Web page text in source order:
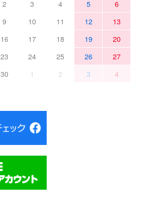
2 3 4 5
6
9 10 11 12
13
16 17 18 19
20
23 24 25 26
27
30 1 2 3 4